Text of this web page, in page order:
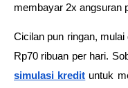
membayar 2x angsuran
Cicilan pun ringan,
simulasi kredit untuk